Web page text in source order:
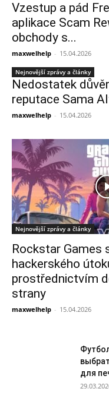
Vzestup a pád
aplikace Scam
obchody s...
maxwelhelp - 15.04.2026
Nejnovější zprávy a články
Nedostatek
reputace Sama
maxwelhelp - 15.04.2026
Nejnovější zprávy a články
Rockstar Games
hackerského
prostřednictvím
strany
maxwelhelp - 15.04.2026
для